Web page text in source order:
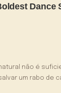
não é
um rabo de